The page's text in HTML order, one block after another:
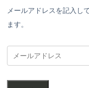
メールアドレスを記入し
ます。